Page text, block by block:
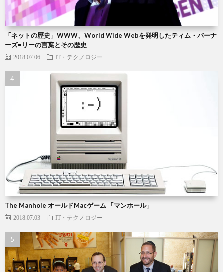
「ネットの歴史」WWW、World Wide Webを発明したティム・バーナ
ーズ=リーの言葉とその歴史
2018.07.06 IT・テクノロジー
The Manhole オールドMacゲーム 「マンホール」
2018.07.03 IT・テクノロジー